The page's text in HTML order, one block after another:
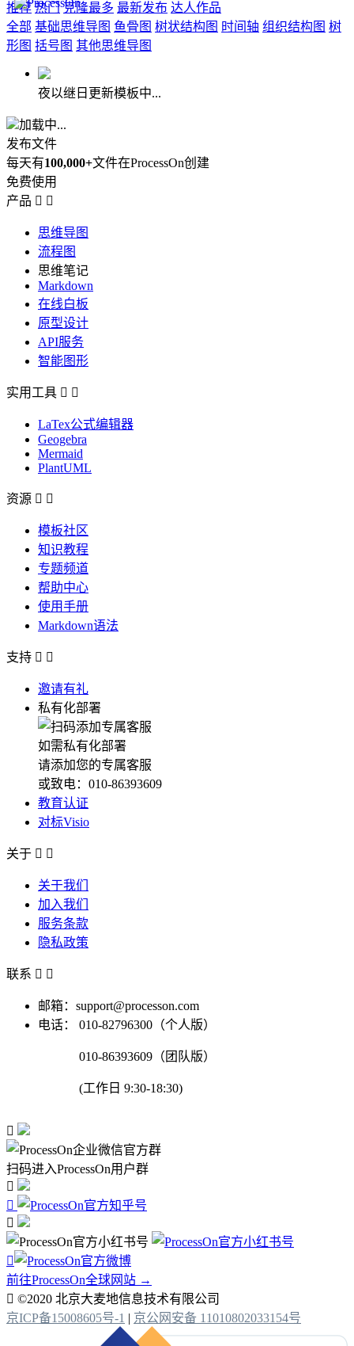
推荐 热门 克隆最多 最新发布 达人作品
全部 基础思维导图 鱼骨图 树状结构图 时间轴 组织结构图 树
形图 括号图 其他思维导图
夜以继日更新模板中...
加载中...
发布文件
每天有100,000+文件在ProcessOn创建
免费使用
产品  
思维导图
流程图
思维笔记
Markdown
在线白板
原型设计
API服务
智能图形
实用工具  
LaTex公式编辑器
Geogebra
Mermaid
PlantUML
资源  
模板社区
知识教程
专题频道
帮助中心
使用手册
Markdown语法
支持  
邀请有礼
私有化部署
如需私有化部署
请添加您的专属客服
或致电：010-86393609
教育认证
对标Visio
关于  
关于我们
加入我们
服务条款
隐私政策
联系  
邮箱：support@processon.com
电话：
010-82796300（个人版）
010-86393609（团队版）
(工作日 9:30-18:30)

扫码进入ProcessOn用户群




前往ProcessOn全球网站 →
 ©2020 北京大麦地信息技术有限公司
京ICP备15008605号-1 | 京公网安备 11010802033154号